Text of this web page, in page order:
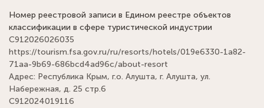
Номер реестровой записи в Едином реестре объектов
классификации в сфере туристической индустрии
С912026026035
https://tourism.fsa.gov.ru/ru/resorts/hotels/019e6330-1a82-
71aa-9b69-686bcd4ad96c/about-resort
Адрес: Республика Крым, г.о. Алушта, г. Алушта, ул.
Набережная, д. 25 стр.6
С912024019116